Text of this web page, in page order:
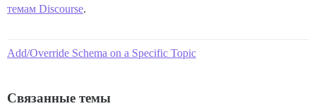
темам Discourse.
Add/Override Schema on a Specific Topic
Связанные темы